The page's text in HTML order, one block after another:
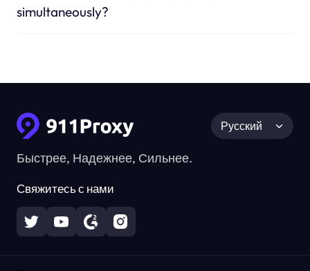
simultaneously?
Быстрее, Надежнее, Сильнее.
Свяжитесь с нами
Русский